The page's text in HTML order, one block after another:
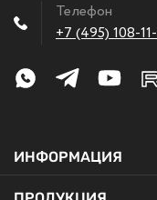
Телефон
+7 (495) 108-
ИНФОРМАЦИЯ